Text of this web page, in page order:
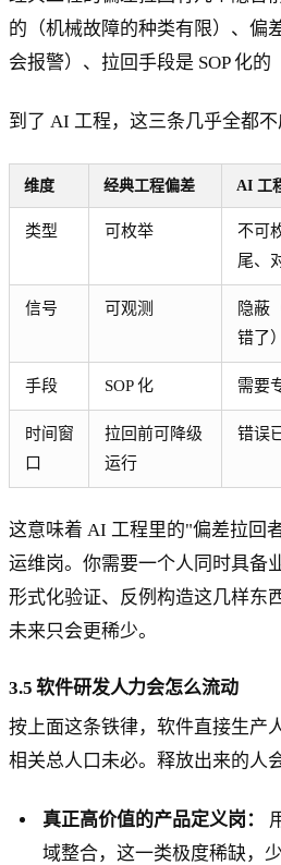
的（机械故障的种类有限）、偏
会报警）、拉回手段是 SOP 化的
到了 AI 工程，这三条几乎全都不
维度 经典工程偏差 AI 工
类型 可枚举
不可
尾、
信号 可观测
隐蔽
错了）
手段 SOP 化 需要
时间窗
口
拉回前可降级
运行
错误
这意味着 AI 工程里的"偏差拉回
运维岗。你需要一个人同时具备
形式化验证、反例构造这几样东
未来只会更稀少。
3.5 软件研发人力会怎么流动
按上面这条铁律，软件直接生产
相关总人口未必。释放出来的人
真正高价值的产品定义岗：
域整合，这一类极度稀缺，